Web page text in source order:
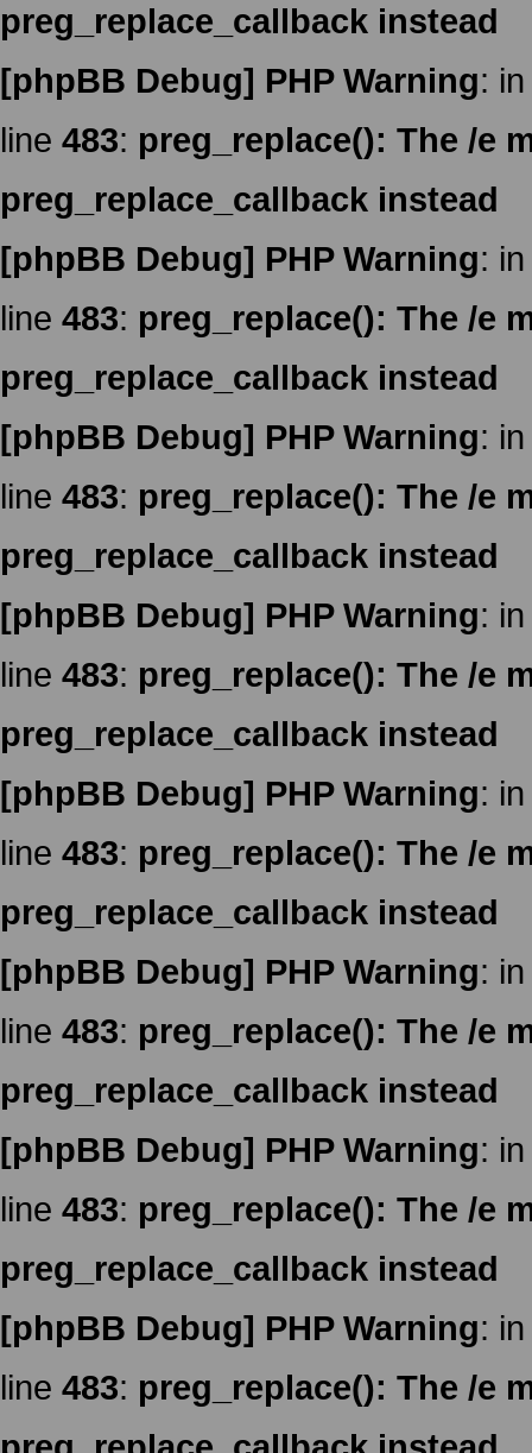
preg_replace_callback instead
[phpBB Debug] PHP Warning:
line 483: preg_replace(): The /e
preg_replace_callback instead
[phpBB Debug] PHP Warning:
line 483: preg_replace(): The /e
preg_replace_callback instead
[phpBB Debug] PHP Warning:
line 483: preg_replace(): The /e
preg_replace_callback instead
[phpBB Debug] PHP Warning:
line 483: preg_replace(): The /e
preg_replace_callback instead
[phpBB Debug] PHP Warning:
line 483: preg_replace(): The /e
preg_replace_callback instead
[phpBB Debug] PHP Warning:
line 483: preg_replace(): The /e
preg_replace_callback instead
[phpBB Debug] PHP Warning:
line 483: preg_replace(): The /e
preg_replace_callback instead
[phpBB Debug] PHP Warning:
line 483: preg_replace(): The /e